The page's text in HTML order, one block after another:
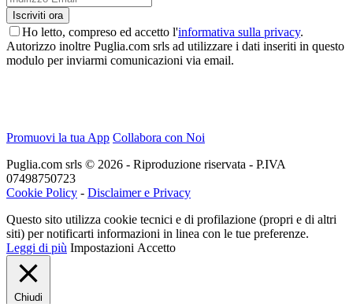
Ho letto, compreso ed accetto l'informativa sulla privacy.
Autorizzo inoltre Puglia.com srls ad utilizzare i dati inseriti in questo
modulo per inviarmi comunicazioni via email.
Promuovi la tua App Collabora con Noi
Puglia.com srls © 2026 - Riproduzione riservata - P.IVA
07498750723
Cookie Policy - Disclaimer e Privacy
Questo sito utilizza cookie tecnici e di profilazione (propri e di altri
siti) per notificarti informazioni in linea con le tue preferenze.
Leggi di più Impostazioni Accetto
Chiudi